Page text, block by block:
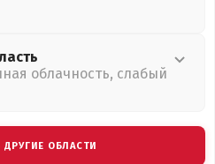
облачность, слабый
ДРУГИЕ ОБЛАСТИ